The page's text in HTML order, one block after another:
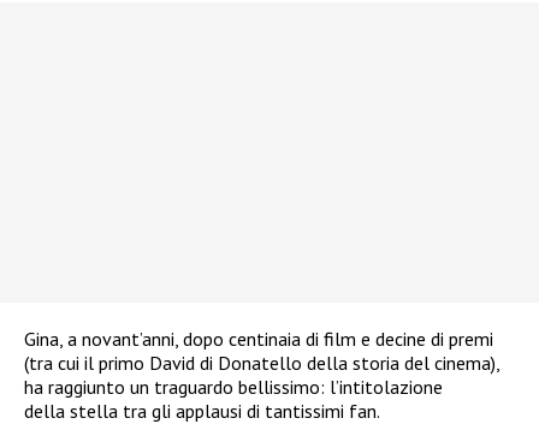
Gina, a novant’anni, dopo centinaia di film e decine di premi
(tra cui il primo David di Donatello della storia del cinema),
ha raggiunto un traguardo bellissimo: l’intitolazione
della stella tra gli applausi di tantissimi fan.